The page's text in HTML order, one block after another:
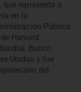
que representa a
en la
Pública
Harvard.
Banco
Unidas y fue
del